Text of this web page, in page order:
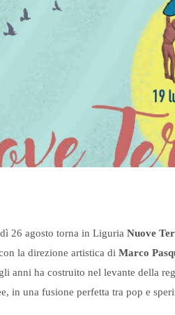
26 agosto torna in Liguria Nuove
la direzione artistica di Marco
anni ha costruito nel levante della
in una fusione perfetta tra pop e